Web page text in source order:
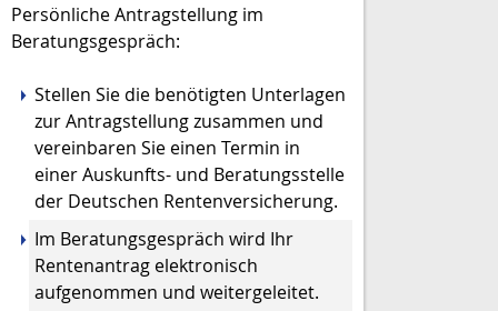
Persönliche Antragstellung im
Beratungsgespräch:
Stellen Sie die benötigten Unterlagen
zur Antragstellung zusammen und
vereinbaren Sie einen Termin in
einer Auskunfts- und Beratungsstelle
der Deutschen Rentenversicherung.
Im Beratungsgespräch wird Ihr
Rentenantrag elektronisch
aufgenommen und weitergeleitet.